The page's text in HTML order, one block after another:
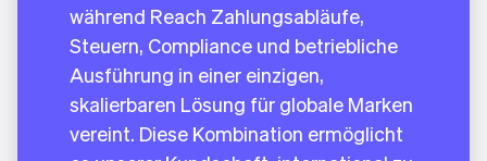
während Reach Zahlungsabläufe,
Steuern, Compliance und betriebliche
Ausführung in einer einzigen,
skalierbaren Lösung für globale Marken
vereint. Diese Kombination ermöglicht